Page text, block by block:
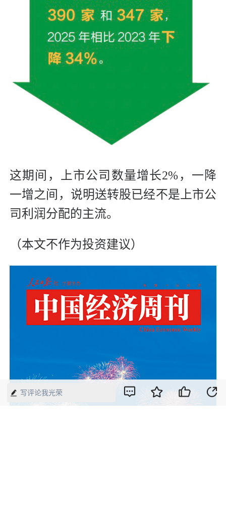
这期间，上市公司数量增长2%，一降
一增之间，说明送转股已经不是上市公
司利润分配的主流。
（本文不作为投资建议）
写评论我光荣